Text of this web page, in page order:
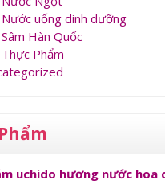
Nước uống dinh dưỡng
Sâm Hàn Quốc
Thực Phẩm
uchido hương nước hoa